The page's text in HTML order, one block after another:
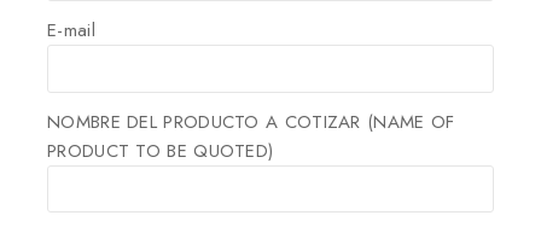
E-mail
NOMBRE DEL PRODUCTO A COTIZAR (NAME OF
PRODUCT TO BE QUOTED)